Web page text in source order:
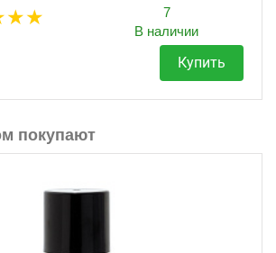
7
В наличии
Купить
покупают